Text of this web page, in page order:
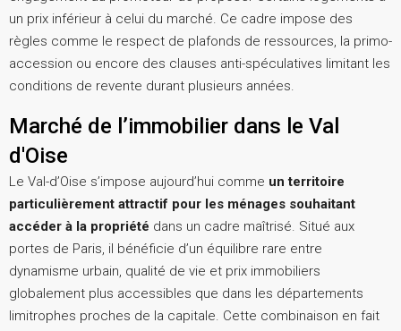
un prix inférieur à celui du marché. Ce cadre impose des
règles comme le respect de plafonds de ressources, la primo-
accession ou encore des clauses anti-spéculatives limitant les
conditions de revente durant plusieurs années.
Marché de l’immobilier dans le Val
d'Oise
Le Val-d’Oise s’impose aujourd’hui comme un territoire
particulièrement attractif pour les ménages souhaitant
accéder à la propriété dans un cadre maîtrisé. Situé aux
portes de Paris, il bénéficie d’un équilibre rare entre
dynamisme urbain, qualité de vie et prix immobiliers
globalement plus accessibles que dans les départements
limitrophes proches de la capitale. Cette combinaison en fait